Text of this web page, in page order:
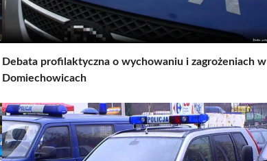
Debata profilaktyczna o wychowaniu i zagrożeniach w
Domiechowicach